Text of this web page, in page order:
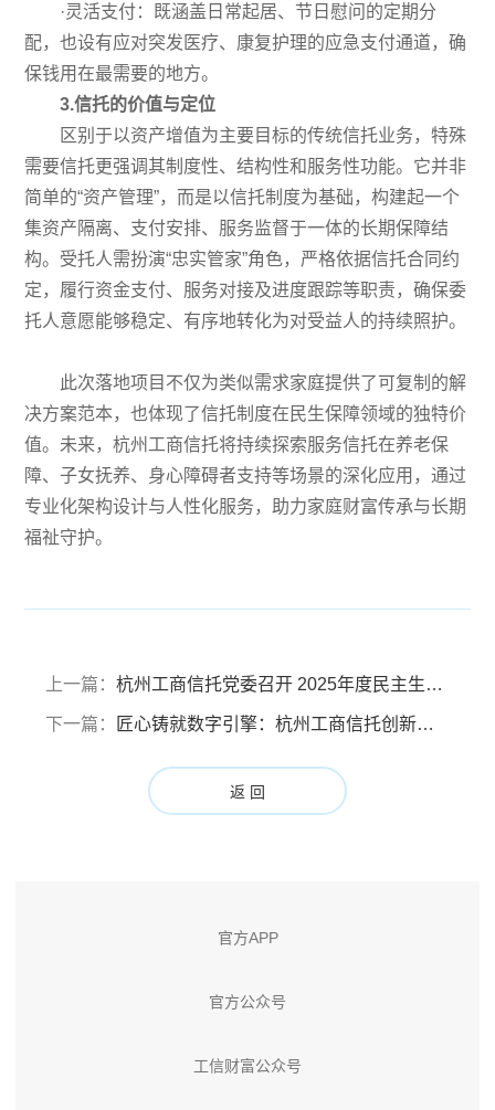
·灵活支付：既涵盖日常起居、节日慰问的定期分
配，也设有应对突发医疗、康复护理的应急支付通道，确
保钱用在最需要的地方。
3.信托的价值与定位
区别于以资产增值为主要目标的传统信托业务，特殊
需要信托更强调其制度性、结构性和服务性功能。它并非
简单的“资产管理”，而是以信托制度为基础，构建起一个
集资产隔离、支付安排、服务监督于一体的长期保障结
构。受托人需扮演“忠实管家”角色，严格依据信托合同约
定，履行资金支付、服务对接及进度跟踪等职责，确保委
托人意愿能够稳定、有序地转化为对受益人的持续照护。
此次落地项目不仅为类似需求家庭提供了可复制的解
决方案范本，也体现了信托制度在民生保障领域的独特价
值。未来，杭州工商信托将持续探索服务信托在养老保
障、子女抚养、身心障碍者支持等场景的深化应用，通过
专业化架构设计与人性化服务，助力家庭财富传承与长期
福祉守护。
上一篇： 杭州工商信托党委召开 2025年度民主生活会
下一篇： 匠心铸就数字引擎：杭州工商信托创新工作室获市级荣誉认定
返 回
官方APP
官方公众号
工信财富公众号